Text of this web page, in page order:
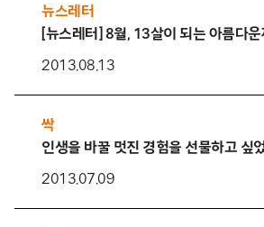
뉴스레터
[뉴스레터] 8월, 13살이 되는 아름다
2013.08.13
싹
인생을 바꿀 멋진 경험을 선물하고 싶
2013.07.09